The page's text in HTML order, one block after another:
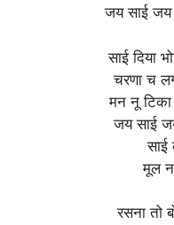
जय साई जय
साई दिया
चरणा च
मन नू टिका
जय साई
साई
मूल
रसना तो